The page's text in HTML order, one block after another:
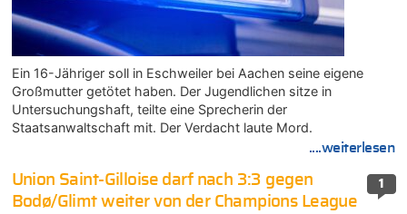
Ein 16-Jähriger soll in Eschweiler bei Aachen seine eigene
Großmutter getötet haben. Der Jugendlichen sitze in
Untersuchungshaft, teilte eine Sprecherin der
Staatsanwaltschaft mit. Der Verdacht laute Mord.
....weiterlesen
1
Union Saint-Gilloise darf nach 3:3 gegen
Bodø/Glimt weiter von der Champions League